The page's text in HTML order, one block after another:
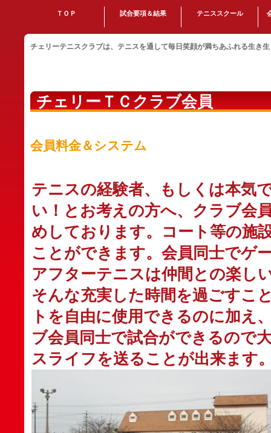
チェリーテニスクラブは、テニスを通して毎日笑顔が満ちあふれる生き
チェリーＴＣクラブ会員
会員料金＆システム
テニスの経験者、もしくは本気
い！とお考えの方へ、クラブ会
めしております。コート等の施
ことができます。会員同士でゲ
アフターテニスは仲間との楽し
そんな充実した時間を過ごすこ
トを自由に使用できるのに加え
ブ会員同士で試合ができるので
スライフを送ることが出来ます
ＴＯＰ 試合要項＆結果 テニススクール